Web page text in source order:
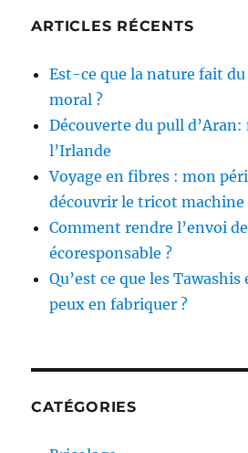
ARTICLES RÉCENTS
Est-ce que la nature fait
moral ?
Découverte du pull
l’Irlande
Voyage en fibres : mon
découvrir le tricot machine
Comment rendre l’envoi
écoresponsable ?
Qu’est ce que les
peux en fabriquer ?
CATÉGORIES